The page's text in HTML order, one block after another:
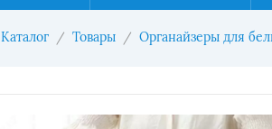
Каталог Товары Органайзеры для